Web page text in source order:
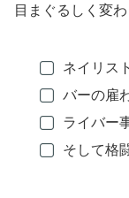
目まぐるしく変
ネイリスト
バーの雇
ライバー
そして格